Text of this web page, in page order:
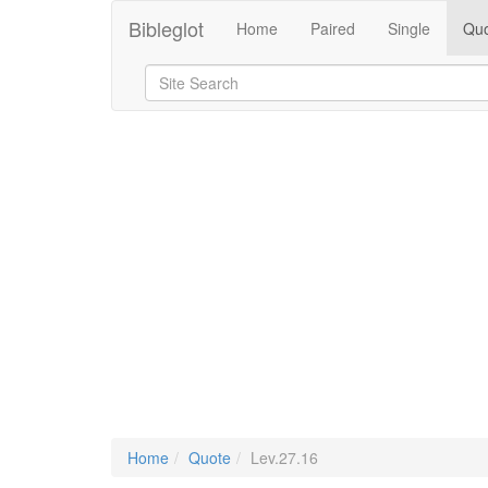
Bibleglot Home Paired Single
Home Quote Lev.27.16